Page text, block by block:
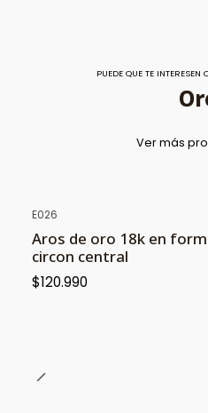
PUEDE QUE TE INTERESEN
Ver más
E026
Aros de oro 18k en
circon central
$120.990